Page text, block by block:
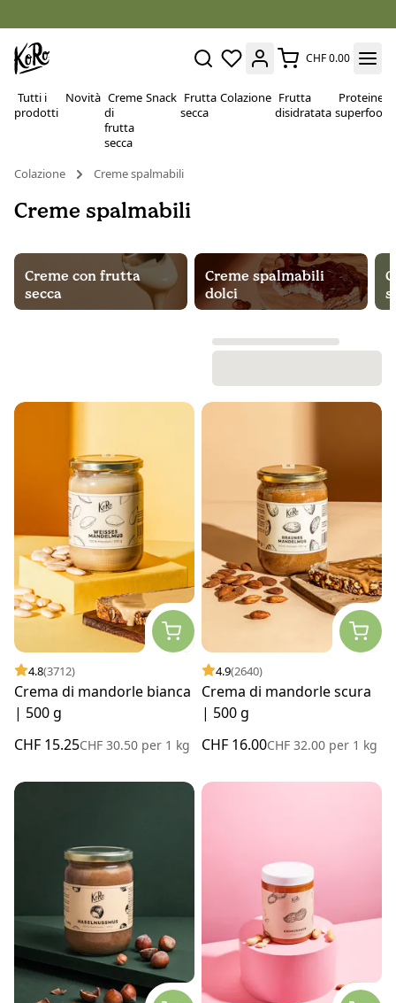
CHF 0.00
Tutti i
prodotti
Novità Creme
di
frutta
secca
Snack Frutta
secca
Colazione Frutta
disidratata
Proteine e
superfood
Colazione Creme spalmabili
Creme spalmabili
Creme con frutta
secca
Creme spalmabili
dolci
4.8(3712)
Crema di mandorle bianca
| 500 g
CHF 15.25CHF 30.50 per 1 kg
4.9(2640)
Crema di mandorle scura
| 500 g
CHF 16.00CHF 32.00 per 1 kg